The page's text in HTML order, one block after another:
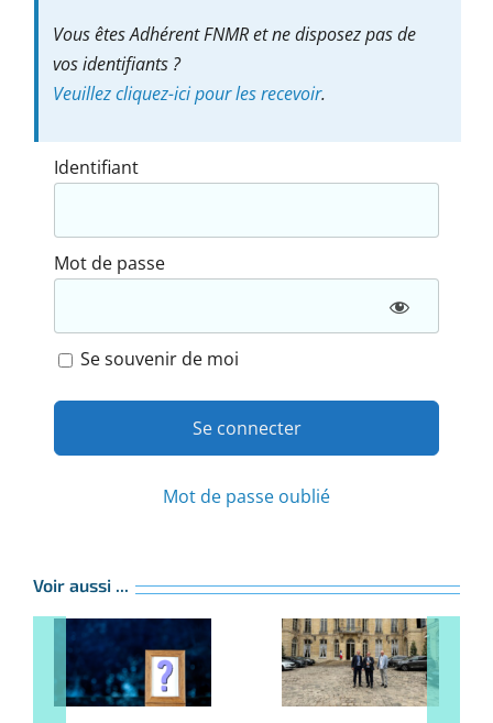
Vous êtes Adhérent FNMR et ne disposez pas de
vos identifiants ?
Veuillez cliquez-ici pour les recevoir.
Identifiant
Mot de passe
Se souvenir de moi
Mot de passe oublié
Voir aussi ...